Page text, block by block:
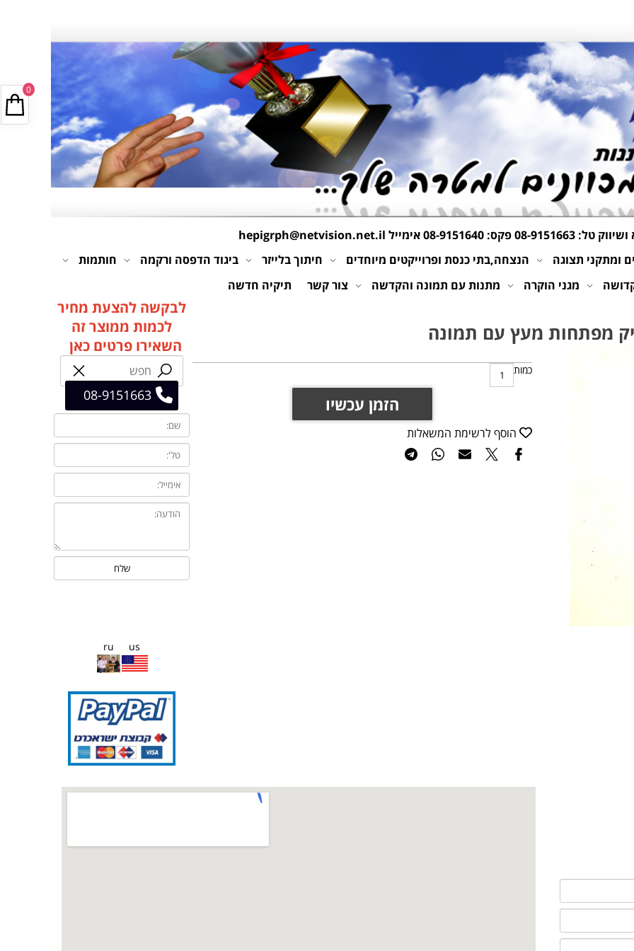
ושיווק טל:08-9151663פקס: 08-9151640 אימייל
hepigrph@netvision.net.il
ומתקני תצוגה
הנצחה,בתי כנסת ופרוייקטים מיוחדים חיתוך בלייזר ביגוד הדפסה ורקמה
חותמות
מגני הוקרה מתנות עם תמונה והקדשה צור קשר תיקיה חדשה
מפתחות מעץ עם תמונה
כמות
הזמן עכשיו
הוסף לרשימת המשאלות
0
לבקשה להצעת מחיר
לכמות ממוצר זה
השאירו פרטים כאן
08-9151663
us
ru